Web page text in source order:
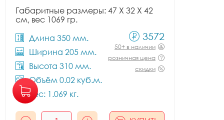
Габаритные размеры: 47 X 32 X 42
см, вес 1069 гр.
Длина 350 мм.
Ширина 205 мм.
Высота 310 мм.
Объём 0.02 куб.м.
Вес: 1.069 кг.
3572
50+ в наличии
розничная цена
скидки